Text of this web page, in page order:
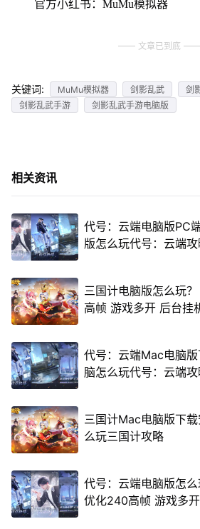
官方小红书：MuMu模拟器
文章已到底
关键词: MuMu模拟器 剑影乱武
剑
剑影乱武手游
剑影乱武手游电脑版
相关资讯
代号：云端电脑版PC
版怎么玩代号：云端
三国计电脑版怎么玩
高帧 游戏多开 后台挂
代号：云端Mac电脑
脑怎么玩代号：云端
三国计Mac电脑版下
么玩三国计攻略
代号：云端电脑版怎
优化240高帧 游戏多